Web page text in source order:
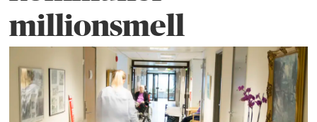
millionsmell